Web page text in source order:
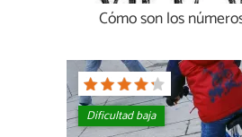
Cómo son los
Dificultad baja